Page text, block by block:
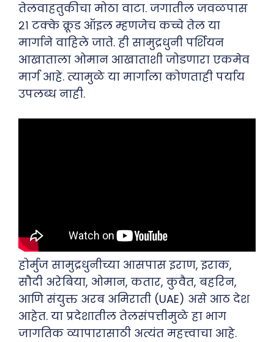
तेलवाहतुकीचा मोठा वाटा. जगातील जवळपास
२१ टक्के क्रूड ऑइल म्हणजेच कच्चे तेल या
मार्गाने वाहिले जाते. ही सामुद्रधुनी पर्शियन
आखाताला ओमान आखाताशी जोडणारा एकमेव
मार्ग आहे. त्यामुळे या मार्गाला कोणताही पर्याय
उपलब्ध नाही.
होर्मुज सामुद्रधुनीच्या आसपास इराण, इराक,
सौदी अरेबिया, ओमान, कतार, कुवैत, बहरिन,
आणि संयुक्त अरब अमिराती (UAE) असे आठ देश
आहेत. या प्रदेशातील तेलसंपत्तीमुळे हा भाग
जागतिक व्यापारासाठी अत्यंत महत्त्वाचा आहे.